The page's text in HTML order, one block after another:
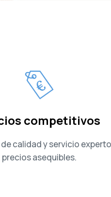
competitivos
calidad y servicio
precios asequibles.